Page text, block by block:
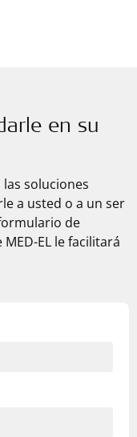
en su
soluciones
a usted o a un ser
de
MED-EL le facilitará